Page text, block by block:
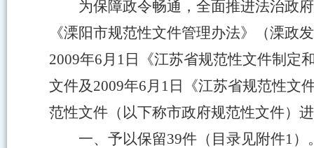
为保障政令畅通，全面推进法治政
《溧阳市规范性文件管理办法》（溧政
2009年6月1日《江苏省规范性文件制定
文件及2009年6月1日《江苏省规范性文
范性文件（以下称市政府规范性文件）
一、予以保留39件（目录见附件1）